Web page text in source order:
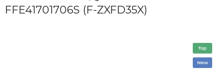
FFE41701706S (F-ZXFD35X)
Top
New